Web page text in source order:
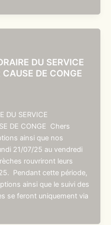
DU SERVICE
DE CONGE
DU SERVICE
DE CONGE Chers
ainsi que nos
21/07/25 au vendredi
rouvriront leurs
Pendant cette période,
ainsi que le suivi des
se feront uniquement via